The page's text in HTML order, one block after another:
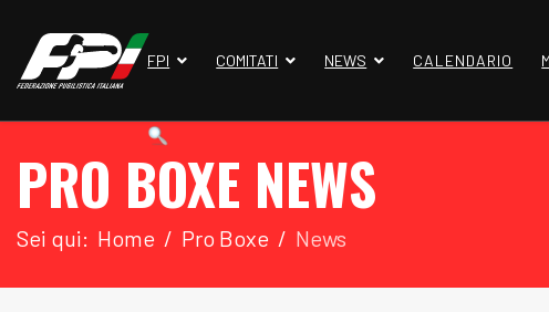
FPI COMITATI NEWS CALENDARIO
PRO BOXE NEWS
Sei qui: Home Pro Boxe News